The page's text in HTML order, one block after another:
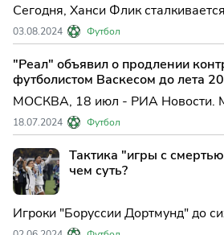
Сегодня, Ханси Флик
Классико Испании в качестве
Каталонцы встречаются с Реал
MetLife в Нью-Джерси.
03.08.2024 Футбол
"Реал" объявил о продлении
футболистом Васкесом до лета
МОСКВА, 18 июл - РИА Новости.
футбольный клуб "Реал" на
объявил о продлении контракта с
защитником Лукасом Васкесом до
Васкесу 33 года. Он...
18.07.2024 Футбол
Тактика "игры с
чем суть?
Игроки "Боруссии Дортмунд" до
объяснить это. Также не могут